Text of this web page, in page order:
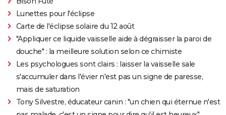
Lunettes pour l'éclipse
Carte de l'éclipse solaire du 12 août
"Appliquer ce liquide vaisselle aide à dégraisser la paroi de
douche" : la meilleure solution selon ce chimiste
Les psychologues sont clairs : laisser la vaisselle sale
s'accumuler dans l'évier n'est pas un signe de paresse,
mais de saturation
Tony Silvestre, éducateur canin : "un chien qui éternue n'est